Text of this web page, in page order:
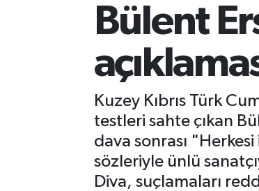
Bülent
Kuzey Kıbrıs Türk
testleri sahte çıkan
dava sonrası
sözleriyle ünlü
Diva, suçlamaları
Süper Lig Puan Durumu ve Fikstür
Tüm Manşetler
Son Dakika Haberleri
Haber Arşivi